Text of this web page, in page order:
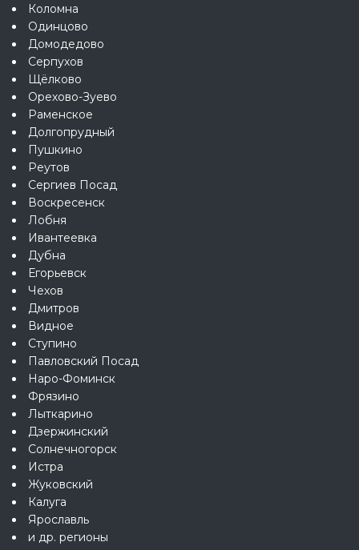
Коломна
Одинцово
Домодедово
Серпухов
Щёлково
Орехово-Зуево
Раменское
Долгопрудный
Пушкино
Реутов
Сергиев Посад
Воскресенск
Лобня
Ивантеевка
Дубна
Егорьевск
Чехов
Дмитров
Видное
Ступино
Павловский Посад
Наро-Фоминск
Фрязино
Лыткарино
Дзержинский
Солнечногорск
Истра
Жуковский
Калуга
Ярославль
и др. регионы